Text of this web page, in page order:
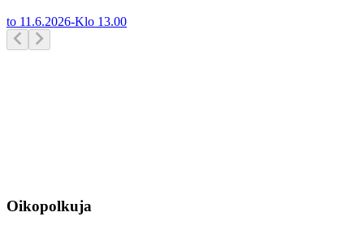
to 11.6.2026-Klo 13.00
Oikopolkuja